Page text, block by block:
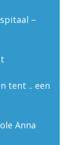
–
tent .. een
Anna